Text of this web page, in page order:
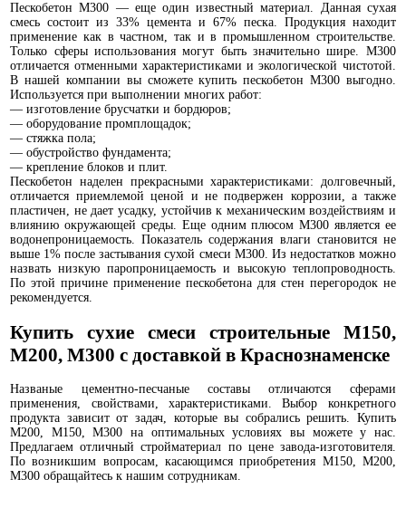
Пескобетон М300 — еще один известный материал. Данная сухая
смесь состоит из 33% цемента и 67% песка. Продукция находит
применение как в частном, так и в промышленном строительстве.
Только сферы использования могут быть значительно шире. М300
отличается отменными характеристиками и экологической чистотой.
В нашей компании вы сможете купить пескобетон М300 выгодно.
Используется при выполнении многих работ:
— изготовление брусчатки и бордюров;
— оборудование промплощадок;
— стяжка пола;
— обустройство фундамента;
— крепление блоков и плит.
Пескобетон наделен прекрасными характеристиками: долговечный,
отличается приемлемой ценой и не подвержен коррозии, а также
пластичен, не дает усадку, устойчив к механическим воздействиям и
влиянию окружающей среды. Еще одним плюсом М300 является ее
водонепроницаемость. Показатель содержания влаги становится не
выше 1% после застывания сухой смеси М300. Из недостатков можно
назвать низкую паропроницаемость и высокую теплопроводность.
По этой причине применение пескобетона для стен перегородок не
рекомендуется.
Купить сухие смеси строительные М150,
М200, М300 с доставкой в Краснознаменске
Названые цементно-песчаные составы отличаются сферами
применения, свойствами, характеристиками. Выбор конкретного
продукта зависит от задач, которые вы собрались решить. Купить
М200, М150, М300 на оптимальных условиях вы можете у нас.
Предлагаем отличный стройматериал по цене завода-изготовителя.
По возникшим вопросам, касающимся приобретения М150, М200,
М300 обращайтесь к нашим сотрудникам.